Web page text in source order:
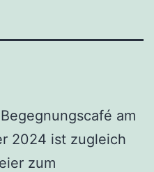
am
2024 ist zugleich
zum